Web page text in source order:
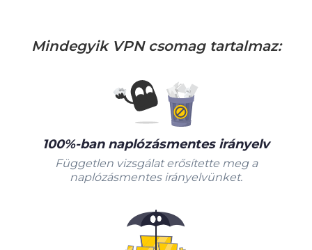
Mindegyik VPN csomag tartalmaz:
100%-ban naplózásmentes irányelv
Független vizsgálat erősítette meg a
naplózásmentes irányelvünket.